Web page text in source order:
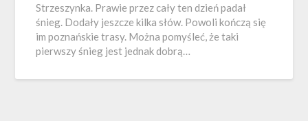
Strzeszynka. Prawie przez cały ten dzień padał
śnieg. Dodały jeszcze kilka słów. Powoli kończą się
im poznańskie trasy. Można pomyśleć, że taki
pierwszy śnieg jest jednak dobrą…